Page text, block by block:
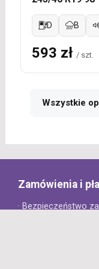
D B
593 zł / szt.
Wszystkie
Zamówienia i
· Bezpieczeństwo